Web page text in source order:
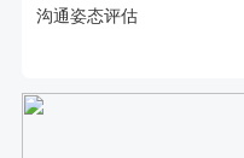
沟通姿态评估